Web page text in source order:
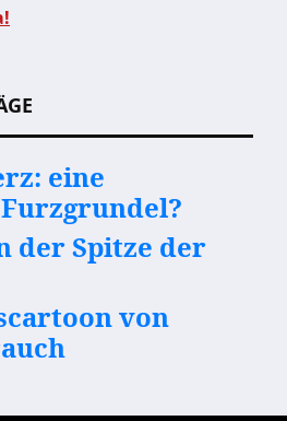
eine
der Spitze der
von